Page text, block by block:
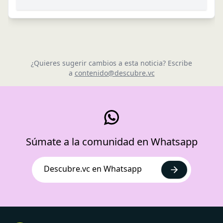
¿Quieres sugerir cambios a esta noticia? Escribe
a contenido@descubre.vc
Súmate a la comunidad en Whatsapp
Descubre.vc en Whatsapp